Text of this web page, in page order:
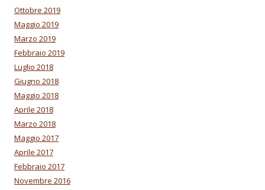
Ottobre 2019
Maggio 2019
Marzo 2019
Febbraio 2019
Luglio 2018
Giugno 2018
Maggio 2018
Aprile 2018
Marzo 2018
Maggio 2017
Aprile 2017
Febbraio 2017
Novembre 2016